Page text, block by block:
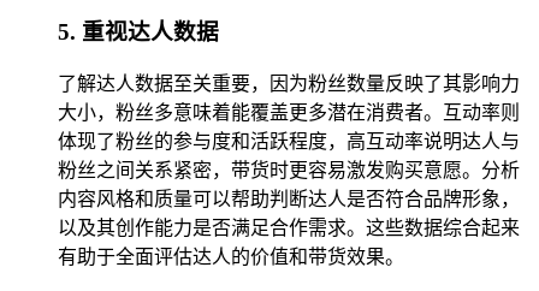
5. 重视达人数据
了解达人数据至关重要，因为粉丝数量反映了其影响力
大小，粉丝多意味着能覆盖更多潜在消费者。互动率则
体现了粉丝的参与度和活跃程度，高互动率说明达人与
粉丝之间关系紧密，带货时更容易激发购买意愿。分析
内容风格和质量可以帮助判断达人是否符合品牌形象，
以及其创作能力是否满足合作需求。这些数据综合起来
有助于全面评估达人的价值和带货效果。